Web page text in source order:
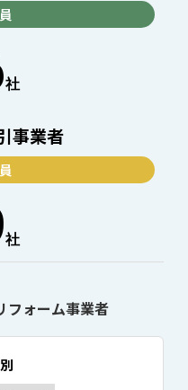
社
事業者
社
フォーム事業者